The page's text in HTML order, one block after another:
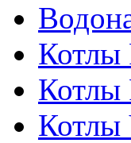
Котлы
Котлы
Котлы